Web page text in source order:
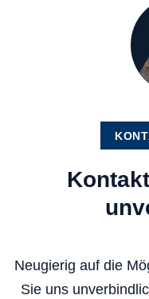
Neugierig auf die
Sie uns